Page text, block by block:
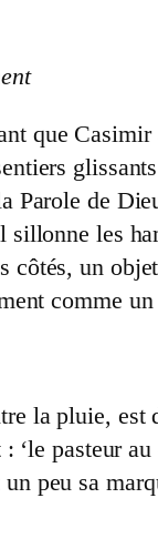
que
Parole de
les
côtés, un
comme
la pluie,
‘le pasteur
peu sa